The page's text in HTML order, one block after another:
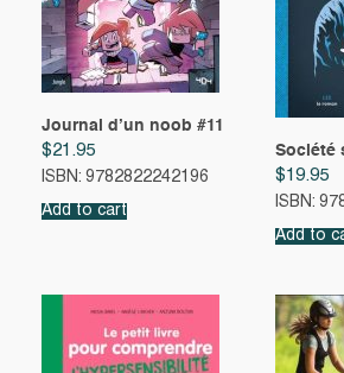
Journal d’un noob #11
$21.95
ISBN: 9782822242196
Add to cart
Société
$19.95
ISBN:
Add to